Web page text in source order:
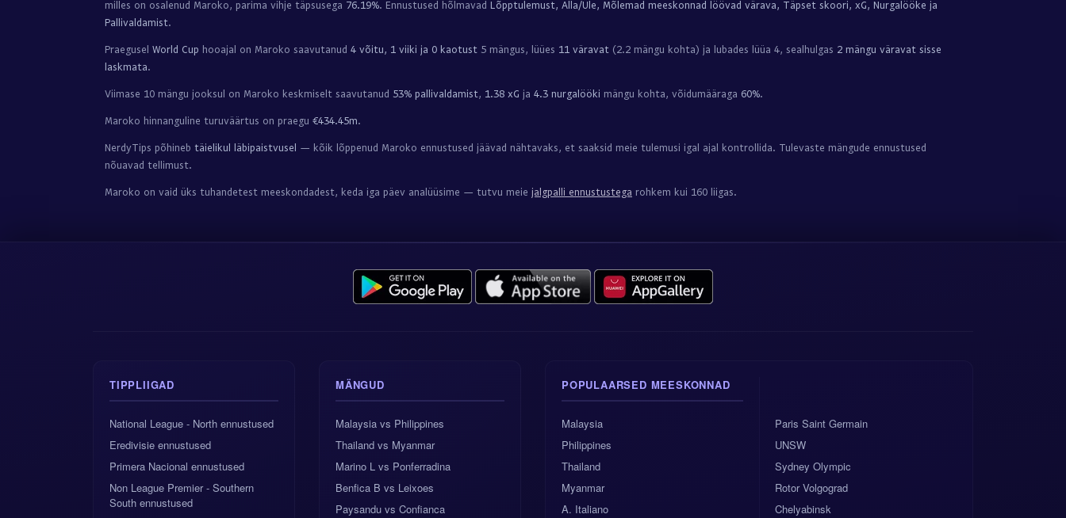
milles on osalenud Maroko, parima vihje täpsusega 76.19%. Ennustused hõlmavad Lõpptulemust, Alla/Üle, Mõlemad meeskonnad löövad värava, Täpset skoori, xG, Nurgalööke ja
Pallivaldamist.
Praegusel World Cup hooajal on Maroko saavutanud 4 võitu, 1 viiki ja 0 kaotust 5 mängus, lüües 11 väravat (2.2 mängu kohta) ja lubades lüüa 4, sealhulgas 2 mängu väravat sisse
laskmata.
Viimase 10 mängu jooksul on Maroko keskmiselt saavutanud 53% pallivaldamist, 1.38 xG ja 4.3 nurgalööki mängu kohta, võidumääraga 60%.
Maroko hinnanguline turuväärtus on praegu €434.45m.
NerdyTips põhineb täielikul läbipaistvusel — kõik lõppenud Maroko ennustused jäävad nähtavaks, et saaksid meie tulemusi igal ajal kontrollida. Tulevaste mängude ennustused
nõuavad tellimust.
Maroko on vaid üks tuhandetest meeskondadest, keda iga päev analüüsime — tutvu meie jalgpalli ennustustega rohkem kui 160 liigas.
TIPPLIIGAD
National League - North ennustused
Eredivisie ennustused
Primera Nacional ennustused
Non League Premier - Southern
South ennustused
MÄNGUD
Malaysia vs Philippines
Thailand vs Myanmar
Marino L vs Ponferradina
Benfica B vs Leixoes
Paysandu vs Confianca
POPULAARSED MEESKONNAD
Malaysia
Philippines
Thailand
Myanmar
A. Italiano
Paris Saint Germain
UNSW
Sydney Olympic
Rotor Volgograd
Chelyabinsk